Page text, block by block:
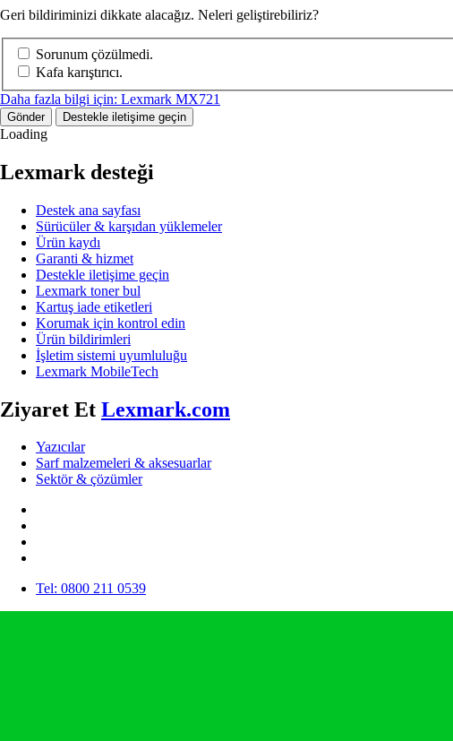
Geri bildiriminizi dikkate alacağız. Neleri geliştirebiliriz?
Sorunum çözülmedi.
Kafa karıştırıcı.
Daha fazla bilgi için: Lexmark MX721
Gönder Destekle iletişime geçin
Loading
Lexmark desteği
Destek ana sayfası
Sürücüler & karşıdan yüklemeler
Ürün kaydı
Garanti & hizmet
Destekle iletişime geçin
Lexmark toner bul
Kartuş iade etiketleri
Korumak için kontrol edin
Ürün bildirimleri
İşletim sistemi uyumluluğu
Lexmark MobileTech
Ziyaret Et Lexmark.com
Yazıcılar
Sarf malzemeleri & aksesuarlar
Sektör & çözümler
Tel: 0800 211 0539